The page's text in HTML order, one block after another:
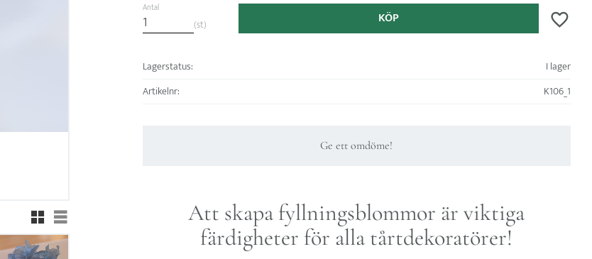
Rutnätsvy
Listvy
Antal
st KÖP Lägg till
Lagerstatus
I lager
Artikelnr
K106_1
Ge ett omdöme!
Att skapa fyllningsblommor är viktiga
färdigheter för alla tårtdekoratörer!